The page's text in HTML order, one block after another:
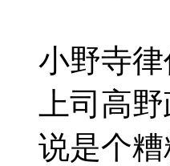
小野寺
上司高
说是个